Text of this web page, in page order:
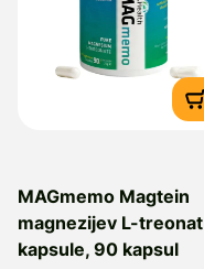
MAGmemo Magtein
magnezijev L-treonat
kapsule, 90 kapsul